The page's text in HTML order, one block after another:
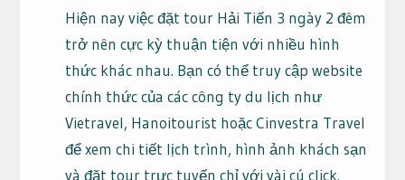
Hiện nay việc đặt tour Hải Tiến 3 ngày 2 đêm
trở nên cực kỳ thuận tiện với nhiều hình
thức khác nhau. Bạn có thể truy cập website
chính thức của các công ty du lịch như
Vietravel, Hanoitourist hoặc Cinvestra Travel
để xem chi tiết lịch trình, hình ảnh khách sạn
và đặt tour trực tuyến chỉ với vài cú click.